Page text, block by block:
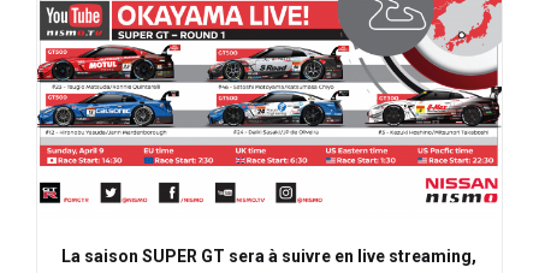
La saison SUPER GT sera à suivre en live streaming,